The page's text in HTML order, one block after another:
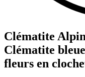
Clématite
Clématite
fleurs en